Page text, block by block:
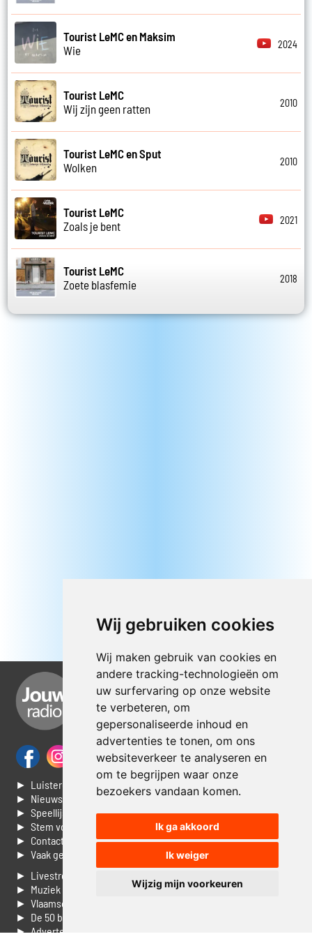
Wij gebruiken cookies
Wij maken gebruik van cookies en
andere tracking-technologieën om
uw surfervaring op onze website
te verbeteren, om
gepersonaliseerde inhoud en
advertenties te tonen, om ons
websiteverkeer te analyseren en
om te begrijpen waar onze
bezoekers vandaan komen.
Ik ga akkoord
Ik weiger
Wijzig mijn voorkeuren
Tourist LeMC en Maksim
Wie
2024
Tourist LeMC
Wij zijn geen ratten
2010
Tourist LeMC en Sput
Wolken
2010
Tourist LeMC
Zoals je bent
2021
Tourist LeMC
Zoete blasfemie
2018
► Luisteren naar Jouwradio
► Nieuws
► Speellijst
► Stem voor de Dag top 3
► Contacteer ons
► Vaak gestelde vragen
► Livestream informatie
► Muziek opzoeken
► Vlaamse 100 Aller tijden
► De 50 beste van...
► Adverteren op Jouwradio